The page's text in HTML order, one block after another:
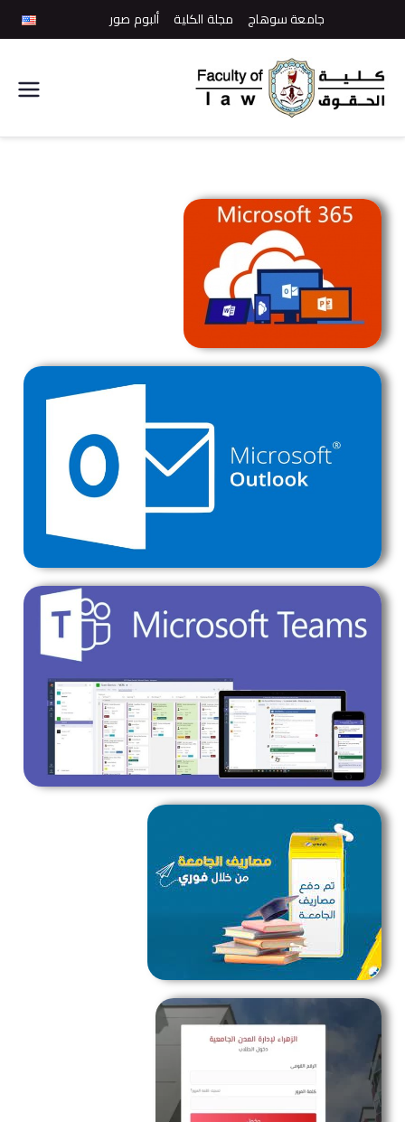
جامعة سوهاج مجلة الكلية ألبوم صور
الحقوق